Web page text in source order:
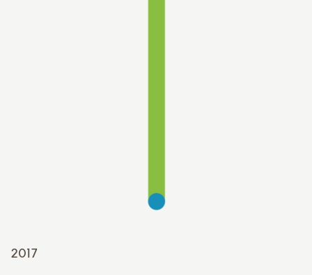
2017